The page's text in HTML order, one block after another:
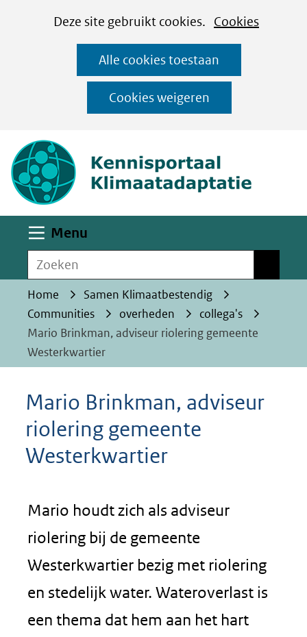
CookiesDeze site gebruikt cookies. Cookies
op
deze
website
worden
toegestaan
geweigerd.
Alle cookies toestaan
Cookies weigeren
Ga
naar
de
inhoud
Menu
Zoeken
Home
Samen Klimaatbestendig
Communities
overheden
collega's
Mario Brinkman, adviseur riolering gemeente
Westerkwartier
Mario Brinkman, adviseur
riolering gemeente
Westerkwartier
Mario houdt zich als adviseur
riolering bij de gemeente
Westerkwartier bezig met riolering
en stedelijk water. Wateroverlast is
een thema dat hem aan het hart